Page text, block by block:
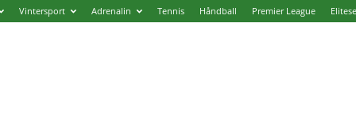
Vintersport Adrenalin Tennis Håndball Premier League